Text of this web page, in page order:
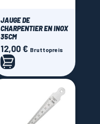
JAUGE DE
CHARPENTIER EN INOX
35CM
Preis
12,00 € Bruttopreis